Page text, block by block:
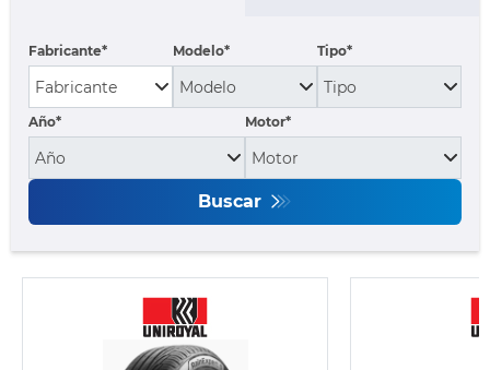
Fabricante Modelo Tipo
Año* Motor*
Buscar